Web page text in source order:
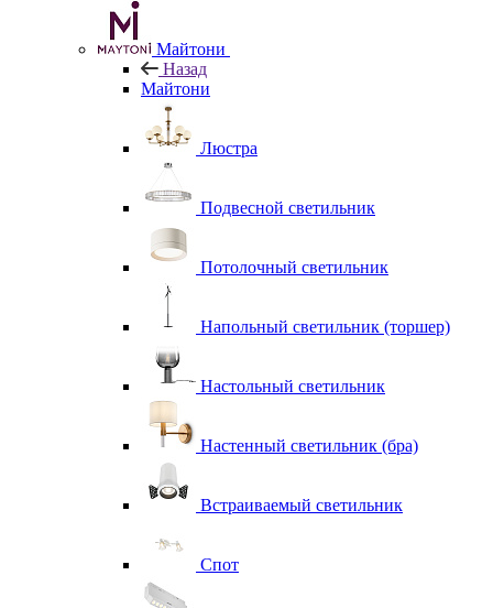
Майтони
Назад
Майтони
Люстра
Подвесной светильник
Потолочный светильник
Напольный светильник (торшер)
Настольный светильник
Настенный светильник (бра)
Встраиваемый светильник
Спот